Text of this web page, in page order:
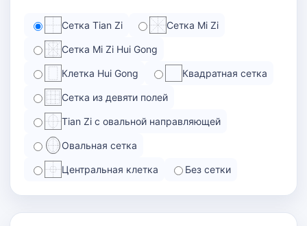
Сетка Tian Zi Сетка Mi Zi
Сетка Mi Zi Hui Gong
Клетка Hui Gong Квадратная сетка
Сетка из девяти полей
Tian Zi с овальной направляющей
Овальная сетка
Центральная клетка Без сетки